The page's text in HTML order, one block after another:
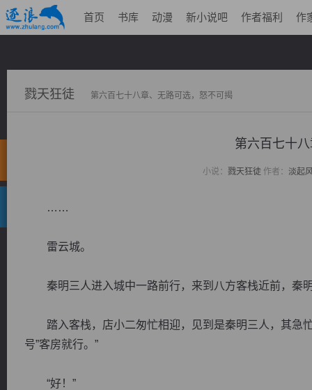
首页 书库 动漫 新小说吧 作者福利 作
戮天狂徒 第六百七十八章、无路可选，怒不可揭
第六百七十
小说： 戮天狂徒作者： 淡起
……
雷云城。
秦明三人进入城中一路前行，来到八方客栈近前，秦
踏入客栈，店小二匆忙相迎，见到是秦明三人，其急忙
号”客房就行。”
“好！”